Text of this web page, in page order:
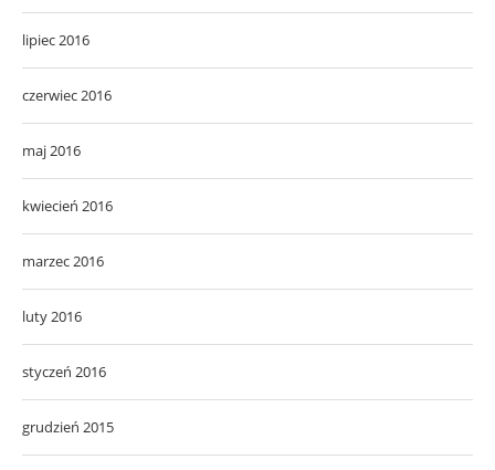
lipiec 2016
czerwiec 2016
maj 2016
kwiecień 2016
marzec 2016
luty 2016
styczeń 2016
grudzień 2015